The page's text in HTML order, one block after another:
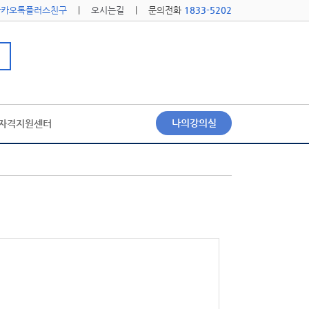
오톡플러스친구 오시는길 | 문의전화 1833-5202
격지원센터 나의강의실